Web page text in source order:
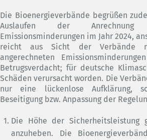
Die Bioenergieverbände begrüßen
Auslaufen der
Emissionsminderungen im Jahr 2024,
reicht aus Sicht der Verbände
angerechneten
Betrugsverdacht; für deutsche
Schäden verursacht worden. Die
nur eine lückenlose Aufklärung,
Beseitigung bzw. Anpassung der
Die Höhe der Sicherheitsleistung
anzuheben. Die